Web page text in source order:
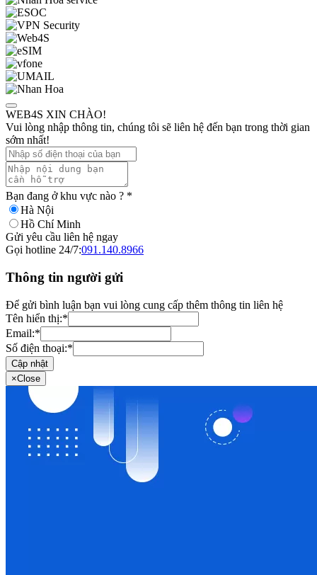
WEB4S XIN CHÀO!
Vui lòng nhập thông tin, chúng tôi sẽ liên hệ đến bạn trong thời gian
sớm nhất!
Bạn đang ở khu vực nào ? *
Hà Nội
Hồ Chí Minh
Gửi yêu cầu liên hệ ngay
Gọi hotline 24/7:091.140.8966
Thông tin người gửi
Để gửi bình luận bạn vui lòng cung cấp thêm thông tin liên hệ
Tên hiển thị:*
Email:*
Số điện thoại:*
Cập nhật
×Close